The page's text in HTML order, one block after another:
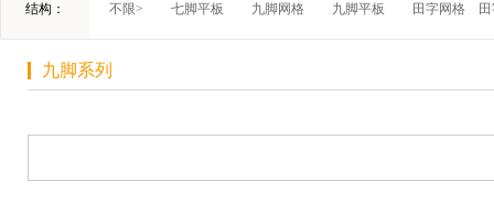
结构： 不限> 七脚平板 九脚网格 九脚平板 田字网格
九脚系列